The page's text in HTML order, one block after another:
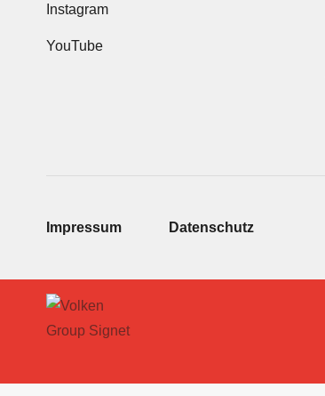
Instagram
YouTube
Impressum Datenschutz